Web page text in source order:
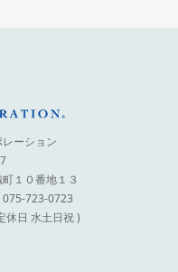
ーション
１０番地１３
723-0723
休日 水土日祝 )